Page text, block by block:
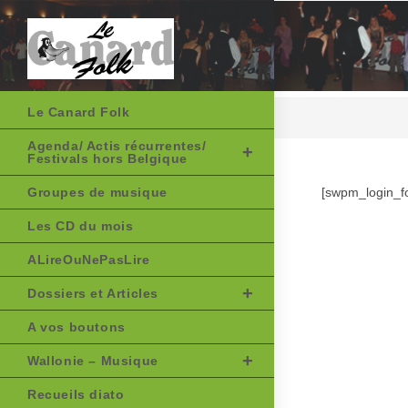
to
content
Le Canard Folk
Agenda/ Actis récurrentes/
Festivals hors Belgique
Groupes de musique
Les CD du mois
ALireOuNePasLire
Dossiers et Articles
A vos boutons
Wallonie – Musique
Recueils diato